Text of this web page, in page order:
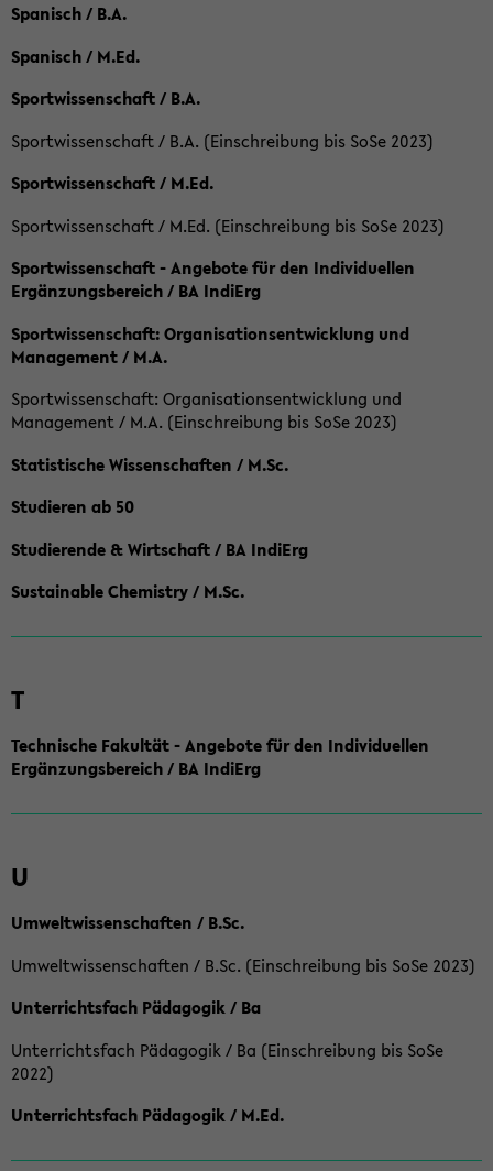
Spanisch / B.A.
Spanisch / M.Ed.
Sportwissenschaft / B.A.
Sportwissenschaft / B.A. (Einschreibung bis SoSe 2023)
Sportwissenschaft / M.Ed.
Sportwissenschaft / M.Ed. (Einschreibung bis SoSe 2023)
Sportwissenschaft - Angebote für den Individuellen
Ergänzungsbereich / BA IndiErg
Sportwissenschaft: Organisationsentwicklung und
Management / M.A.
Sportwissenschaft: Organisationsentwicklung und
Management / M.A. (Einschreibung bis SoSe 2023)
Statistische Wissenschaften / M.Sc.
Studieren ab 50
Studierende & Wirtschaft / BA IndiErg
Sustainable Chemistry / M.Sc.
T
Technische Fakultät - Angebote für den Individuellen
Ergänzungsbereich / BA IndiErg
U
Umweltwissenschaften / B.Sc.
Umweltwissenschaften / B.Sc. (Einschreibung bis SoSe 2023)
Unterrichtsfach Pädagogik / Ba
Unterrichtsfach Pädagogik / Ba (Einschreibung bis SoSe
2022)
Unterrichtsfach Pädagogik / M.Ed.